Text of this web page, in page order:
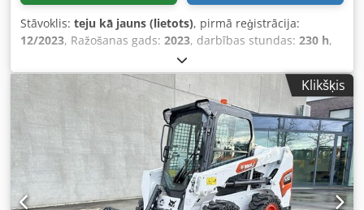
Stāvoklis: teju kā jauns (lietots), pirmā reģistrācija:
12/2023, Ražošanas gads: 2023, darbības stundas: 230 h,
Hidrauliskās eļļas dzesētājs Augstas veiktspējas šļūteņu
aizsardzība LED apgaismojums uz strēles Ātrā savienotājs
MS01 Standarta aprīkojums Mašīnas platums: 710 mm / 1
100 mm izvilkts 180 mm gumijas kāpurķēdes Divkāršas
darbības papildu hidraulika Divi braukšanas ātrumi CE
sertifikācija Šis piedāvājums nav saistošs, nav garantijas
par aprīkojuma detaļām. Pieļaujamas kļūdas, izmaiņas un
starppārdošana! Dodjx Tn Upspfx Aflskr
Klikšķis